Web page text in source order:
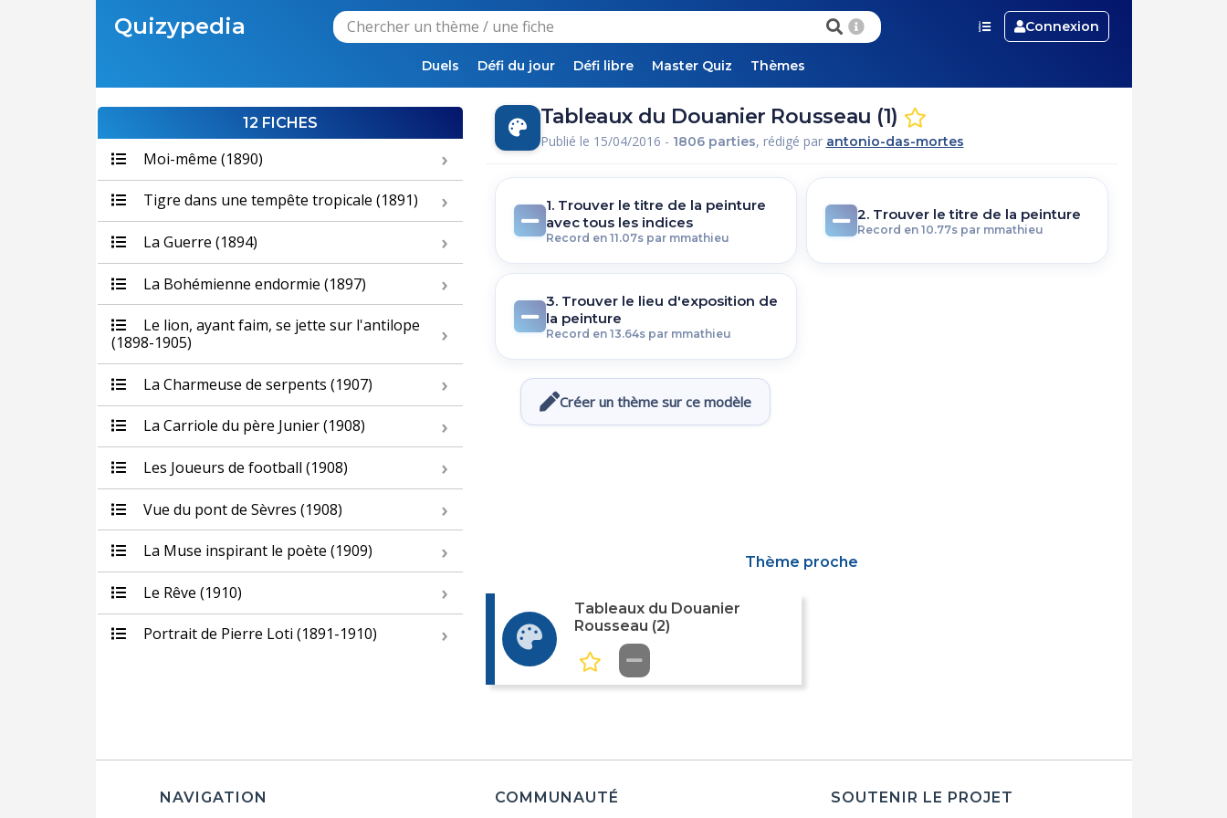
Quizypedia Connexion
Duels Défi du jour Défi libre Master Quiz Thèmes
12 FICHES
Moi-même (1890)
Tigre dans une tempête tropicale (1891)
La Guerre (1894)
La Bohémienne endormie (1897)
Le lion, ayant faim, se jette sur l'antilope
(1898-1905)
La Charmeuse de serpents (1907)
La Carriole du père Junier (1908)
Les Joueurs de football (1908)
Vue du pont de Sèvres (1908)
La Muse inspirant le poète (1909)
Le Rêve (1910)
Portrait de Pierre Loti (1891-1910)
Tableaux du Douanier Rousseau (1)
Publié le 15/04/2016 - 1806 parties, rédigé par antonio-das-mortes
1. Trouver le titre de la peinture
avec tous les indices
Record en 11.07s par mmathieu
2. Trouver le titre de la peinture
Record en 10.77s par mmathieu
3. Trouver le lieu d'exposition de
la peinture
Record en 13.64s par mmathieu
Créer un thème sur ce modèle
Thème proche
Tableaux du Douanier
Rousseau (2)
NAVIGATION COMMUNAUTÉ SOUTENIR LE PROJET